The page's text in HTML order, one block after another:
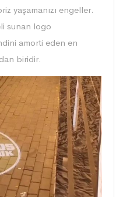
yaşamanızı engeller.
sunan logo
amorti eden en
biridir.